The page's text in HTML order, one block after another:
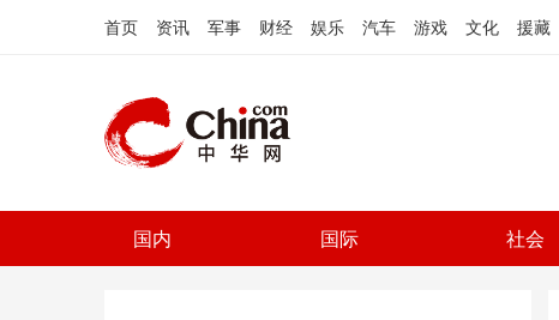
首页 资讯 军事 财经 娱乐 汽车 游戏 文化 援藏
国内 国际 社会